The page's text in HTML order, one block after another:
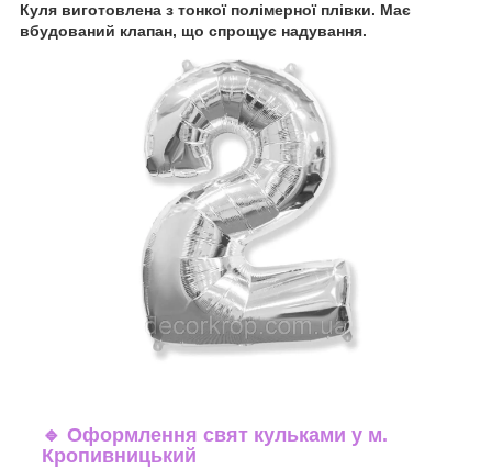
Куля виготовлена з тонкої полімерної плівки. Має
вбудований клапан, що спрощує надування.
🔹 Оформлення свят кульками у м.
Кропивницький